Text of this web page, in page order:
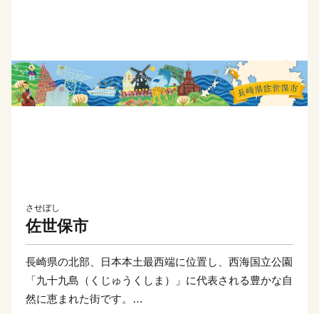
させぼし
佐世保市
長崎県の北部、日本本土最西端に位置し、西海国立公園
「九十九島（くじゅうくしま）」に代表される豊かな自
然に恵まれた街です。